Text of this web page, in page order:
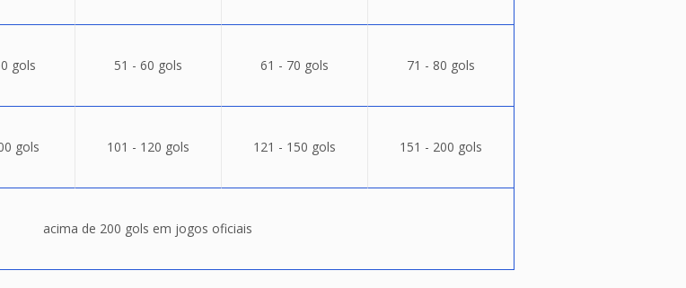
gols 51 - 60 gols 61 - 70 gols 71 - 80 gols
gols 101 - 120 gols 121 - 150 gols 151 - 200 gols
acima de 200 gols em jogos oficiais